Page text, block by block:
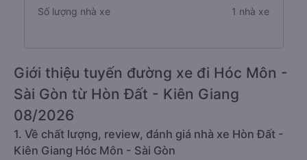
Số lượng nhà xe 1 nhà xe
Giới thiệu tuyến đường xe đi Hóc Môn -
Sài Gòn từ Hòn Đất - Kiên Giang
08/2026
1. Về chất lượng, review, đánh giá nhà xe Hòn Đất -
Kiên Giang Hóc Môn - Sài Gòn